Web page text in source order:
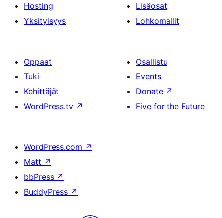
Hosting
Yksityisyys
Lisäosat
Lohkomallit
Oppaat
Tuki
Kehittäjät
WordPress.tv ↗
Osallistu
Events
Donate ↗
Five for the Future
WordPress.com ↗
Matt ↗
bbPress ↗
BuddyPress ↗